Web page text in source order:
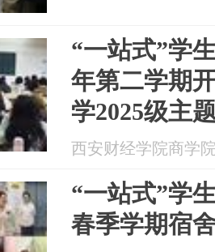
“一站式”学
年第二学期
学2025级主
西安财经学院商学
“一站式”学
春季学期宿